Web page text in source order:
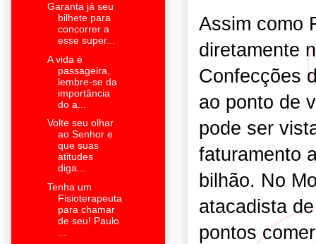
Assim como
diretamente
Confecções
ao ponto de
pode ser
faturamento
bilhão. No
atacadista
pontos
Garanta já seu
bilhete para
concorrer a
esse super...
A vida é
passageira,
lembre-se da
importância
do a...
Volte seu olhar
ao Senhor e
que suas
atitudes
diga...
Tenha um
Fisioterapeuta
para chamar
de seu! Paulo